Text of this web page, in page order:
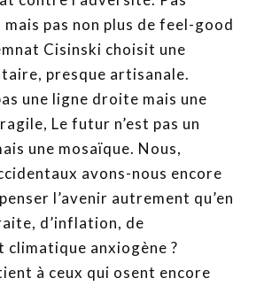
mais pas non plus de feel-good
Cisinski choisit une
presque artisanale.
une ligne droite mais une
Le futur n’est pas un
une mosaïque. Nous,
avons-nous encore
l’avenir autrement qu’en
d’inflation, de
climatique anxiogène ?
à ceux qui osent encore